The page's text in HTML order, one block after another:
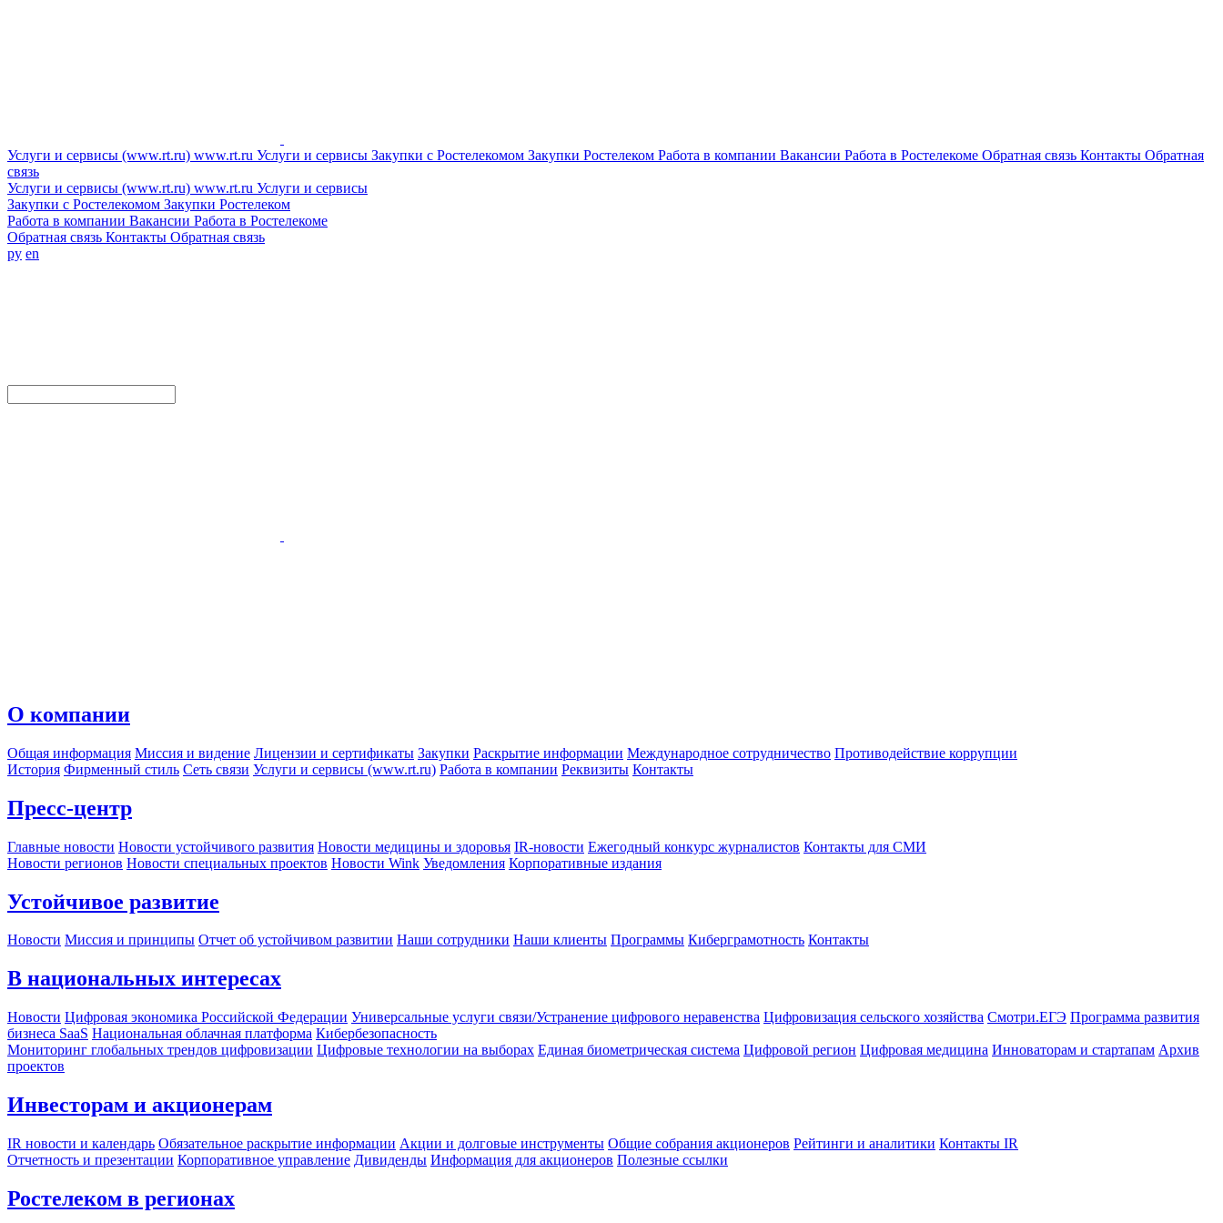
Услуги и сервисы (www.rt.ru) www.rt.ru Услуги и сервисы Закупки с Ростелекомом Закупки Ростелеком Работа в компании Вакансии Работа в Ростелекоме Обратная связь Контакты Обратная
связь
Услуги и сервисы (www.rt.ru) www.rt.ru Услуги и сервисы
Закупки с Ростелекомом Закупки Ростелеком
Работа в компании Вакансии Работа в Ростелекоме
Обратная связь Контакты Обратная связь
ру en
О компании
Общая информация Миссия и видение Лицензии и сертификаты Закупки Раскрытие информации Международное сотрудничество Противодействие коррупции
История Фирменный стиль Сеть связи Услуги и сервисы (www.rt.ru) Работа в компании Реквизиты Контакты
Пресс-центр
Главные новости Новости устойчивого развития Новости медицины и здоровья IR-новости Ежегодный конкурс журналистов Контакты для СМИ
Новости регионов Новости специальных проектов Новости Wink Уведомления Корпоративные издания
Устойчивое развитие
Новости Миссия и принципы Отчет об устойчивом развитии Наши сотрудники Наши клиенты Программы Киберграмотность Контакты
В национальных интересах
Новости Цифровая экономика Российской Федерации Универсальные услуги связи/Устранение цифрового неравенства Цифровизация сельского хозяйства Смотри.ЕГЭ Программа развития
бизнеса SaaS Национальная облачная платформа Кибербезопасность
Мониторинг глобальных трендов цифровизации Цифровые технологии на выборах Единая биометрическая система Цифровой регион Цифровая медицина Инноваторам и стартапам Архив
проектов
Инвесторам и акционерам
IR новости и календарь Обязательное раскрытие информации Акции и долговые инструменты Общие собрания акционеров Рейтинги и аналитики Контакты IR
Отчетность и презентации Корпоративное управление Дивиденды Информация для акционеров Полезные ссылки
Ростелеком в регионах